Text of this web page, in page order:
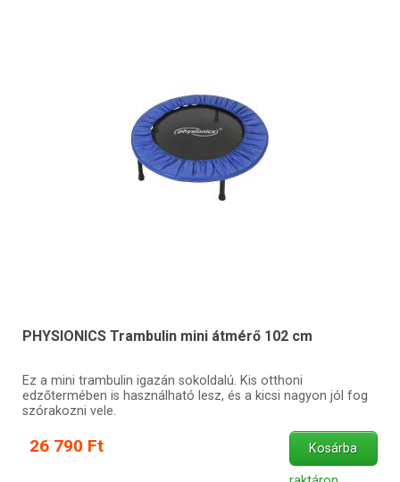
PHYSIONICS Trambulin mini átmérő 102 cm
Ez a mini trambulin igazán sokoldalú. Kis otthoni
edzőtermében is használható lesz, és a kicsi nagyon jól fog
szórakozni vele.
26 790 Ft Kosárba